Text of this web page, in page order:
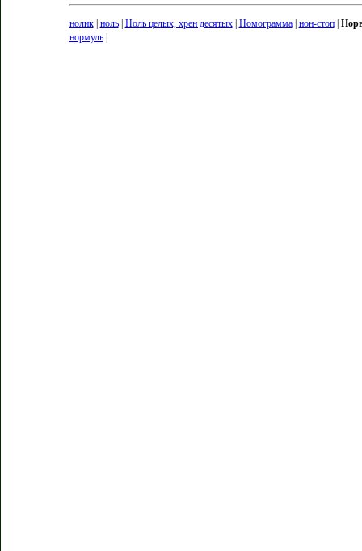
нолик| ноль| Ноль целых, хрен десятых| Номограмма| нон-стоп|
нормуль|